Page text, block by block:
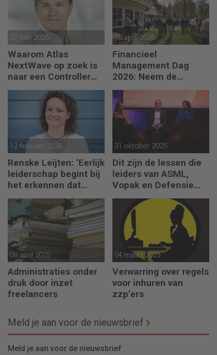
07 mei 2026
Waarom Atlas
NextWave op zoek is
naar een Controller
Group Finance
16 april 2026
Financieel
Management Dag
2026: Neem de
toekomst in eigen
hand
12 februari 2026
Renske Leijten: ‘Eerlijk
leiderschap begint bij
het erkennen dat
fouten maken erbij
hoort’
31 oktober 2025
Dit zijn de lessen die
leiders van ASML,
Vopak en Defensie
toepassen in
turbulente tijden
09 april 2025
Administraties onder
druk door inzet
freelancers
04 maart 2025
Verwarring over regels
voor inhuren van
zzp’ers
Meld je aan voor de nieuwsbrief
Meld je aan voor de nieuwsbrief